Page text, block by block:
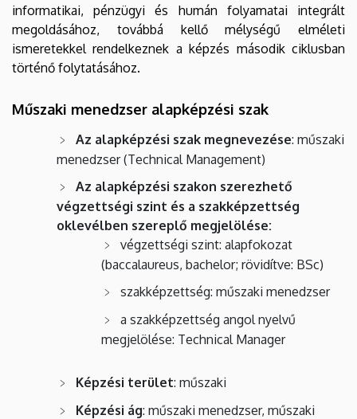
informatikai, pénzügyi és humán folyamatai integrált
megoldásához, továbbá kellő mélységű elméleti
ismeretekkel rendelkeznek a képzés második ciklusban
történő folytatásához.
Műszaki menedzser alapképzési szak
Az alapképzési szak megnevezése: műszaki
menedzser (Technical Management)
Az alapképzési szakon szerezhető
végzettségi szint és a szakképzettség
oklevélben szereplő megjelölése:
végzettségi szint: alapfokozat
(baccalaureus, bachelor; rövidítve: BSc)
szakképzettség: műszaki menedzser
a szakképzettség angol nyelvű
megjelölése: Technical Manager
Képzési terület: műszaki
Képzési ág: műszaki menedzser, műszaki